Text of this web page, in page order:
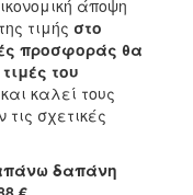
άποψη
τιμής στο
προσφοράς θα
του
και καλεί τους
σχετικές
δαπάνη